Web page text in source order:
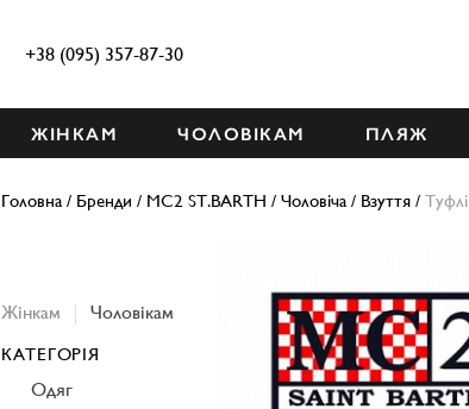
+38 (095) 357-87-30
ЖІНКАМ ЧОЛОВІКАМ ПЛЯЖ
Головна / Бренди / MC2 ST.BARTH / Чоловіча / Взуття / Туфлі
Жінкам Чоловікам
КАТЕГОРІЯ
Одяг